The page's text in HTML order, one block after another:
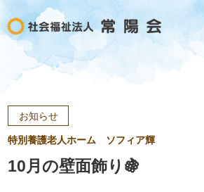
お知らせ
特別養護老人ホーム ソフィア輝
10月の壁面飾り🍇